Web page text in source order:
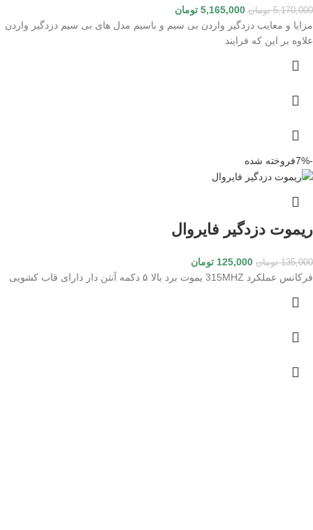
5,170,000 تومان 5,165,000 تومان
مزایا و معایب دزدگیر واردن بی سیم و باسیم مدل های بی سیم دزدگیر واردن
علاوه بر این که فرایند
-7% فروخته شده
ریموت دزدگیر فایروال
135,000 تومان 125,000 تومان
فرکانس عملکرد 315MHZ یموت برد بالا ۵ دکمه آنتن دار دارای قاب کشویی